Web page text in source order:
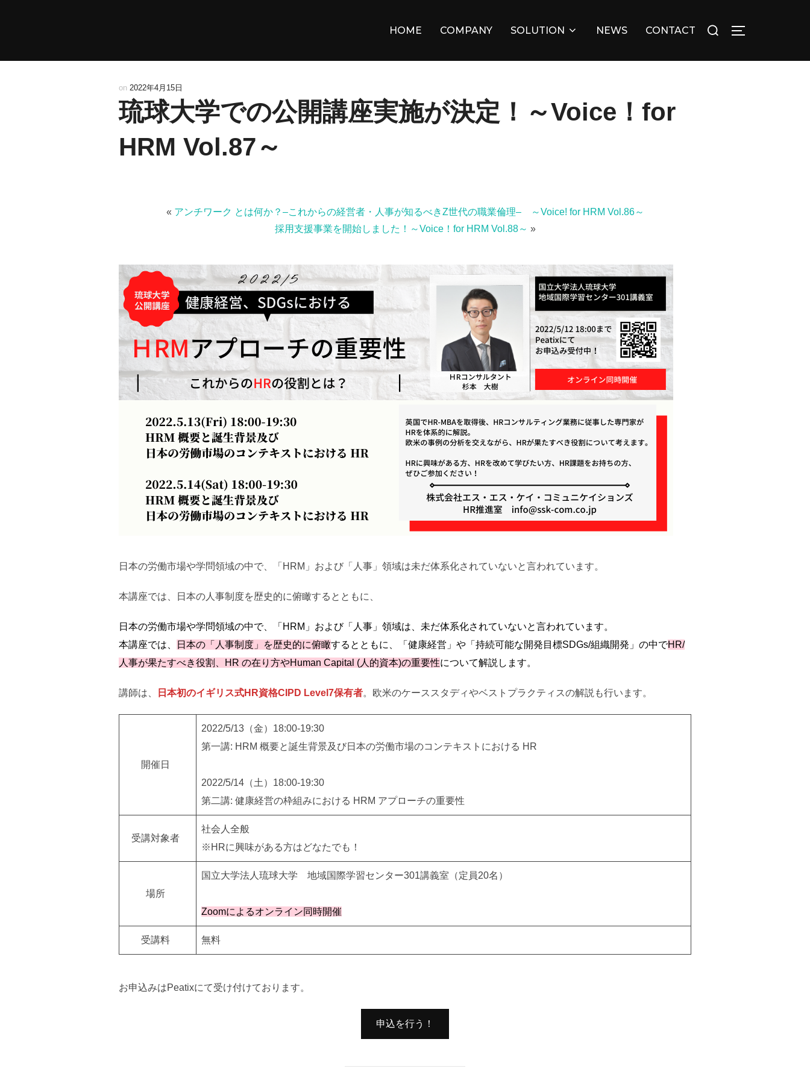
HOME COMPANY SOLUTION NEWS CONTACT
索
サイドバーと
on 2022年4月15日
琉球大学での公開講座実施が決定！～Voice！for
HRM Vol.87～
« アンチワーク とは何か？–これからの経営者・人事が知るべきZ世代の職業倫理– ～Voice! for HRM Vol.86～
採用支援事業を開始しました！～Voice！for HRM Vol.88～ »
日本の労働市場や学問領域の中で、「HRM」および「人事」領域は未だ体系化されていないと言われています。
本講座では、日本の人事制度を歴史的に俯瞰するとともに、
日本の労働市場や学問領域の中で、「HRM」および「人事」領域は、未だ体系化されていないと言われています。
本講座では、
日本の「人事制度」を歴史的に俯瞰するとともに、「健康経営」や「持続可能な開発目標SDGs/組織開発」の中でHR/
人事が果たすべき役割、HR の在り方やHuman Capital (人的資本)の重要性について解説します。
講師は、 日本初のイギリス式HR資格CIPD Level7保有者。欧米のケーススタディやベストプラクティスの解説も行います。
開催日
2022/5/13（金）18:00-19:30
第一講: HRM 概要と誕生背景及び日本の労働市場のコンテキストにおける HR
2022/5/14（土）18:00-19:30
第二講: 健康経営の枠組みにおける HRM アプローチの重要性
受講対象者
社会人全般
※HRに興味がある方はどなたでも！
場所
国立大学法人琉球大学 地域国際学習センター301講義室（定員20名）
Zoomによるオンライン同時開催
受講料 無料
お申込みはPeatixにて受け付けております。
申込を行う！